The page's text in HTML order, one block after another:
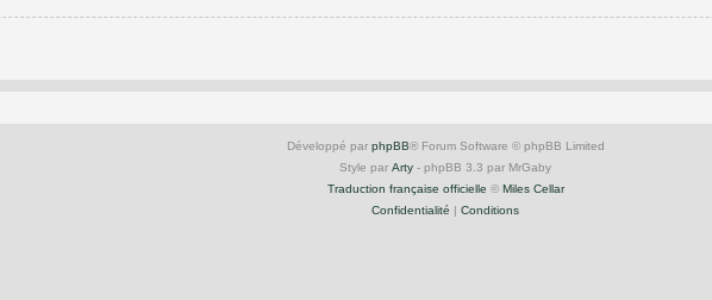
Développé par phpBB® Forum Software © phpBB Limited
Style par Arty - phpBB 3.3 par MrGaby
Traduction française officielle © Miles Cellar
Confidentialité | Conditions